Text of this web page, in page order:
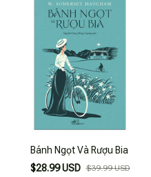
Bánh Ngọt Và Rượu Bia
$28.99 USD $39.99 USD